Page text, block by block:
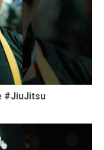
#JiuJitsu